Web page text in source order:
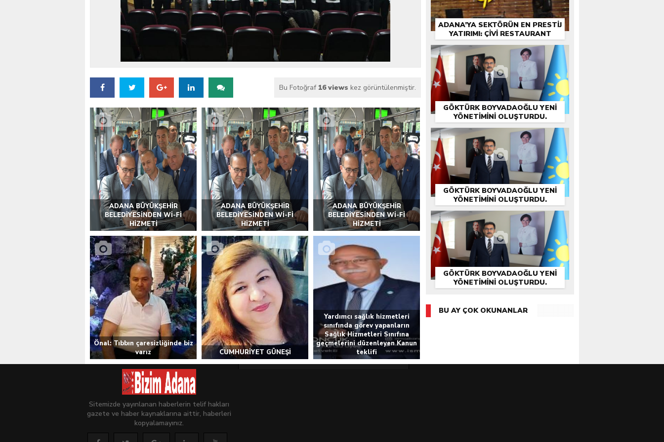
VALİ KÖŞGER SEYHAN İLÇEMİZ BARBAROS MAHALLESİ’NDE VATANDAŞLARLA BULUŞTU
Bu Fotoğraf 16 views kez görüntülenmiştir.
ADANA BÜYÜKŞEHİR
BELEDİYESİNDEN Wİ-Fİ
HİZMETİ
ADANA BÜYÜKŞEHİR
BELEDİYESİNDEN Wİ-Fİ
HİZMETİ
ADANA BÜYÜKŞEHİR
BELEDİYESİNDEN Wİ-Fİ
HİZMETİ
Önal: Tıbbın çaresizliğinde biz
varız
CUMHURİYET GÜNEŞİ
Yardımcı sağlık hizmetleri
sınıfında görev yapanların
Sağlık Hizmetleri Sınıfına
geçmelerini düzenleyen Kanun
teklifi
ADANA’YA SEKTÖRÜN EN PRESTIJ
YATIRIMI: ÇİVİ RESTAURANT
GÖKTÜRK BOYVADAOĞLU YENİ
YÖNETİMİNİ OLUŞTURDU.
GÖKTÜRK BOYVADAOĞLU YENİ
YÖNETİMİNİ OLUŞTURDU.
GÖKTÜRK BOYVADAOĞLU YENİ
YÖNETİMİNİ OLUŞTURDU.
BU AY ÇOK OKUNANLAR
Sitemizde yayınlanan haberlerin telif hakları
gazete ve haber kaynaklarına aittir, haberleri
kopyalamayınız.